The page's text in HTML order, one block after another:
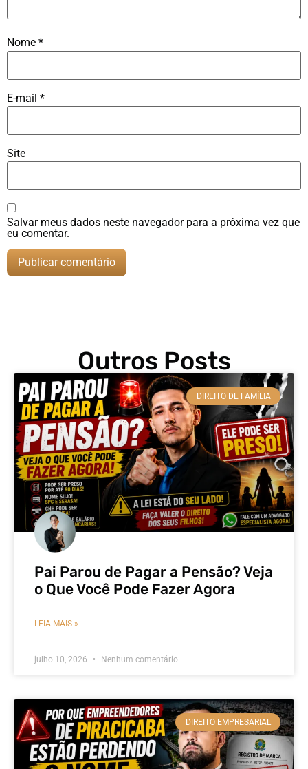
Nome *
E-mail *
Site
Salvar meus dados neste navegador para a próxima vez que
eu comentar.
Outros Posts
DIREITO DE FAMÍLIA
Pai Parou de Pagar a Pensão? Veja
o Que Você Pode Fazer Agora
LEIA MAIS »
julho 10, 2026 Nenhum comentário
DIREITO EMPRESARIAL